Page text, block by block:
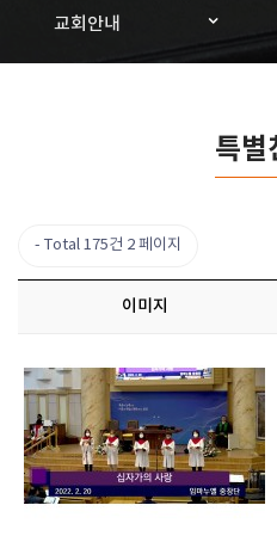
교회안내
특별
Total 175건 2 페이지
이미지